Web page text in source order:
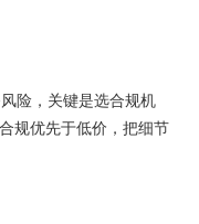
险，关键是选合规机
规优先于低价，把细节